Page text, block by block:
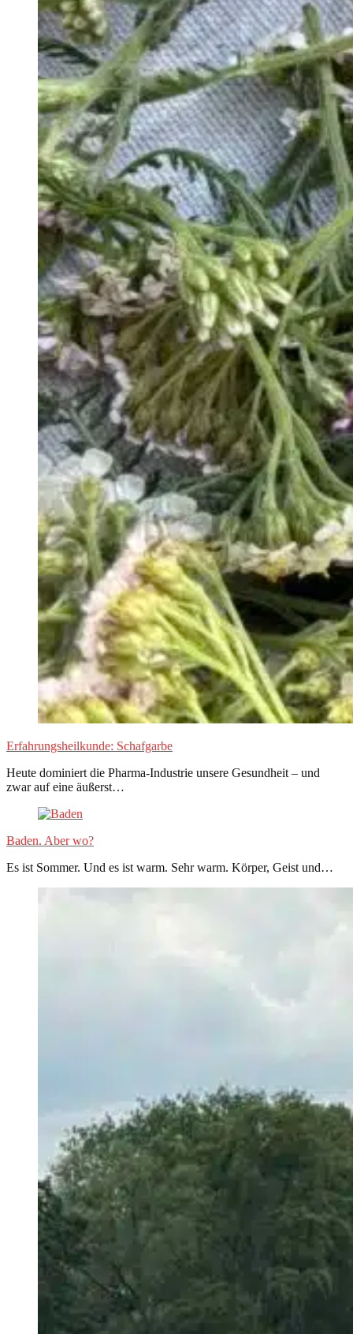
Erfahrungsheilkunde: Schafgarbe
Heute dominiert die Pharma-Industrie unsere Gesundheit – und
zwar auf eine äußerst…
Baden. Aber wo?
Es ist Sommer. Und es ist warm. Sehr warm. Körper, Geist und…